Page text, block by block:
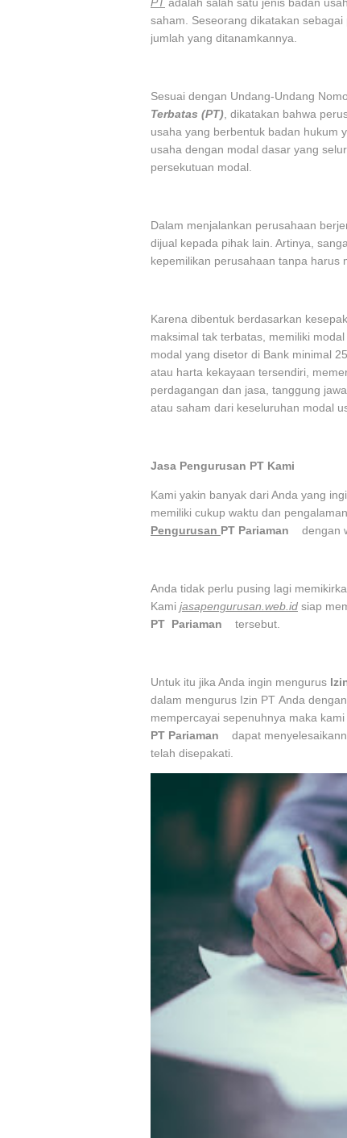
saham. Seseorang dikatakan
jumlah yang ditanamkannya.
Sesuai dengan Undang-Undang
Terbatas (PT) , dikatakan bahwa
usaha yang berbentuk badan hukum
usaha dengan modal dasar yang
persekutuan modal.
Dalam menjalankan perusahaan
dijual kepada pihak lain. Artinya,
kepemilikan perusahaan tanpa harus
Karena dibentuk berdasarkan
maksimal tak terbatas, memiliki
modal yang disetor di Bank minimal
atau harta kekayaan tersendiri,
perdagangan dan jasa, tanggung
atau saham dari keseluruhan modal
Jasa Pengurusan PT Kami
Kami yakin banyak dari Anda yang
memiliki cukup waktu dan
Pengurusan PT Pariaman dengan
Anda tidak perlu pusing lagi
Kami jasapengurusan.web.id siap
PT Pariaman tersebut.
Untuk itu jika Anda ingin mengurus
dalam mengurus Izin PT Anda
mempercayai sepenuhnya maka
PT Pariaman dapat
telah disepakati.